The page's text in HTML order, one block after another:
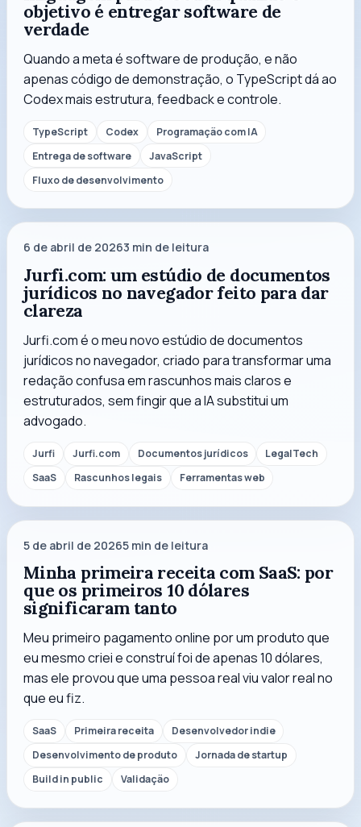
objetivo é entregar software de
verdade
Quando a meta é software de produção, e não
apenas código de demonstração, o TypeScript dá ao
Codex mais estrutura, feedback e controle.
TypeScript Codex
Programação com IA
Entrega de software
JavaScript
Fluxo de desenvolvimento
6 de abril de 20263 min de leitura
Jurfi.com: um estúdio de documentos
jurídicos no navegador feito para dar
clareza
Jurfi.com é o meu novo estúdio de documentos
jurídicos no navegador, criado para transformar uma
redação confusa em rascunhos mais claros e
estruturados, sem fingir que a IA substitui um
advogado.
Jurfi Jurfi.com Documentos jurídicos
LegalTech
SaaS
Rascunhos legais Ferramentas web
5 de abril de 20265 min de leitura
Minha primeira receita com SaaS: por
que os primeiros 10 dólares
significaram tanto
Meu primeiro pagamento online por um produto que
eu mesmo criei e construí foi de apenas 10 dólares,
mas ele provou que uma pessoa real viu valor real no
que eu fiz.
SaaS Primeira receita
Desenvolvedor indie
Desenvolvimento de produto
Jornada de startup
Build in public
Validação